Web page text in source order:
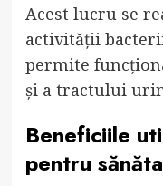
Acest lucru se
activității
permite
și a tractului
Beneficiile
pentru